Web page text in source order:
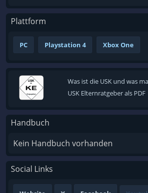
Plattform
PC Playstation 4 Xbox One
Was ist die USK und was
USK Elternratgeber als PDF
Handbuch
Kein Handbuch vorhanden
Social Links